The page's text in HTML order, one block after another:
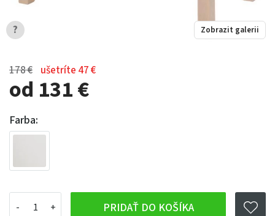
178 € ušetríte 47 €
od 131 €
Farba:
PRIDAŤ DO KOŠÍKA
Zobrazit galerii
?